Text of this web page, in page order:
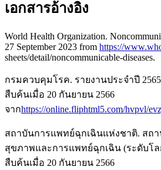
เอกสารอ้างอิง
World Health Organization.
27 September 2023 from https://
sheets/detail/noncommunicable-diseases.
กรมควบคุมโรค. รายงานประจำปี
สืบค้นเมื่อ 20 กันยายน 2566
จากhttps://online.fliphtml5.com/hvpvl/
สถาบันการแพทย์ฉุกเฉินแห่งชาติ. สถ
สุขภาพและการแพทย์ฉุกเฉิน (ระดับโล
สืบค้นเมื่อ 20 กันยายน 2566